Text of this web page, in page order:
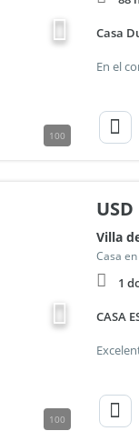
100
Casa
100
USD
Villa
Casa
1
CASA